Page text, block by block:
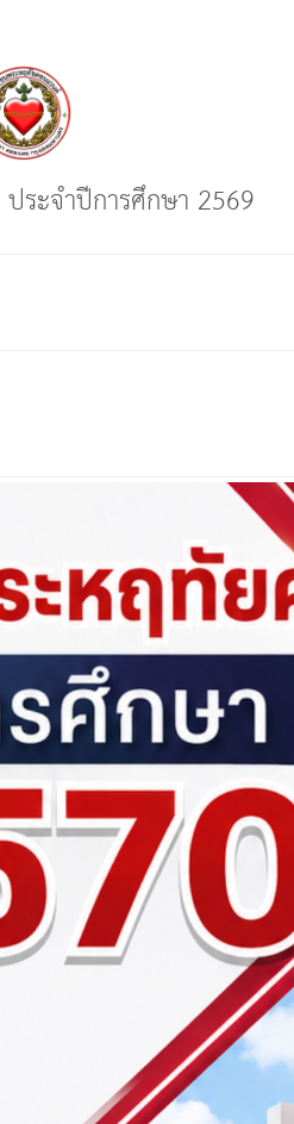
ระจำปีการศึกษา 2569